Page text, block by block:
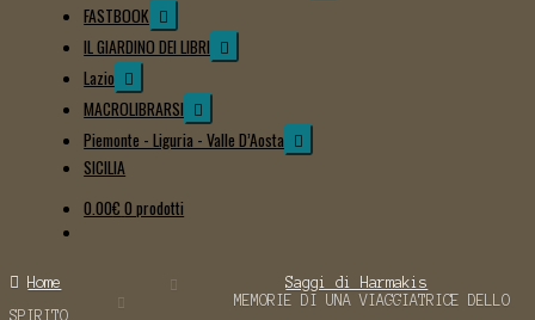
il
FASTBOOK Espandi
il
menu
IL GIARDINO DEI LIBRI Espandi
il
Lazio Espandi
il
menu
child
MACROLIBRARSI Espandi
il
menu
Piemonte - Liguria - Valle D’Aosta Espandi
il
SICILIA
0.00€ 0 prodotti
Home
Saggi di Harmakis
MEMORIE DI UNA VIAGGIATRICE DELLO
SPIRITO